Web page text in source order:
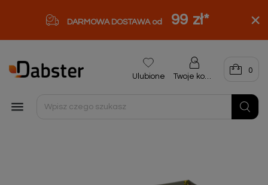
DARMOWA DOSTAWA od 99 zł*

Ulubione Twoje konto
0